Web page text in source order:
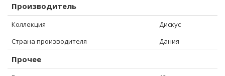
Производитель
Коллекция
Дискус
Страна производителя
Дания
Прочее